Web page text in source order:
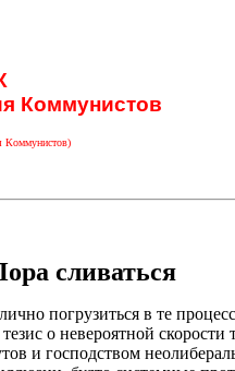
Коммунистов
Коммунистов)
сливаться
погрузиться в те
о невероятной
и господством